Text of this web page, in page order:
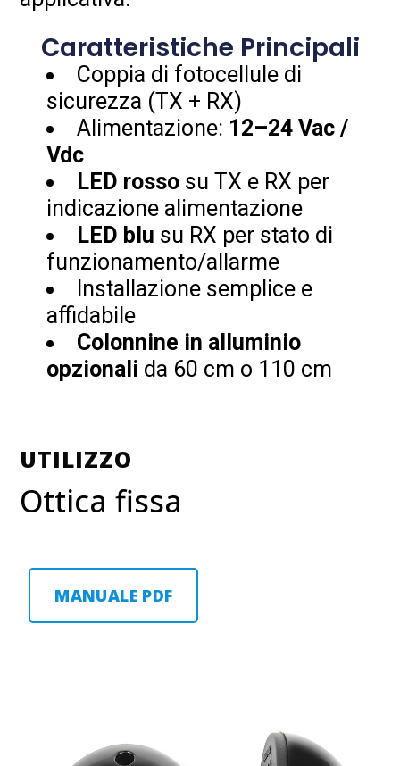
Caratteristiche Principali
Coppia di fotocellule di
sicurezza (TX + RX)
Alimentazione: 12–24 Vac /
Vdc
LED rosso su TX e RX per
indicazione alimentazione
LED blu su RX per stato di
funzionamento/allarme
Installazione semplice e
affidabile
Colonnine in alluminio
opzionali da 60 cm o 110 cm
UTILIZZO
Ottica fissa
MANUALE PDF